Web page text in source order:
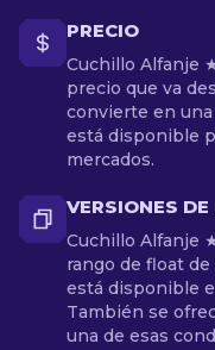
PRECIO
Cuchillo Alfanje
precio que va
convierte en
está disponible
mercados.
VERSIONES DE
Cuchillo Alfanje
rango de float
está disponible
También se
una de esas